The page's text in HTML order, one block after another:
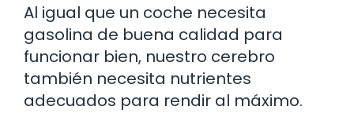
Al igual que un coche necesita
gasolina de buena calidad para
funcionar bien, nuestro cerebro
también necesita nutrientes
adecuados para rendir al máximo.